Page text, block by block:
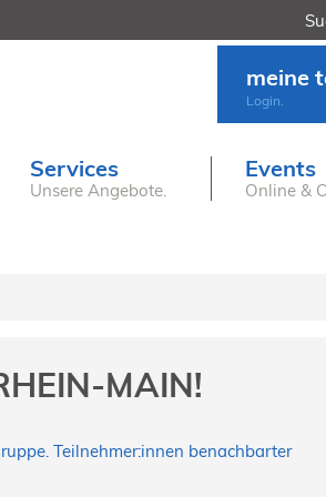
Services
Unsere Angebote.
Events
Online &
meine
Login.
MAIN!
Teilnehmer:innen benachbarter